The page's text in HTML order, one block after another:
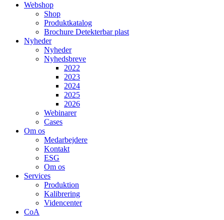
Webshop
Shop
Produktkatalog
Brochure Detekterbar plast
Nyheder
Nyheder
Nyhedsbreve
2022
2023
2024
2025
2026
Webinarer
Cases
Om os
Medarbejdere
Kontakt
ESG
Om os
Services
Produktion
Kalibrering
Videncenter
CoA